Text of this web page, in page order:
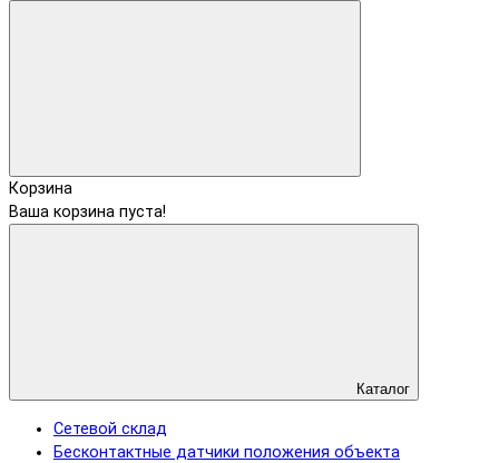
Корзина
Ваша корзина пуста!
Каталог
Сетевой склад
Бесконтактные датчики положения объекта